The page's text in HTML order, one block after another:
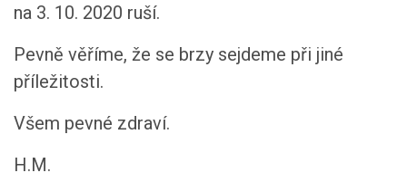
na 3. 10. 2020 ruší.
Pevně věříme, že se brzy sejdeme při jiné
příležitosti.
Všem pevné zdraví.
H.M.